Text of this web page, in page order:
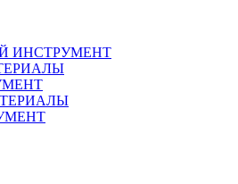
ИНСТРУМЕНТ